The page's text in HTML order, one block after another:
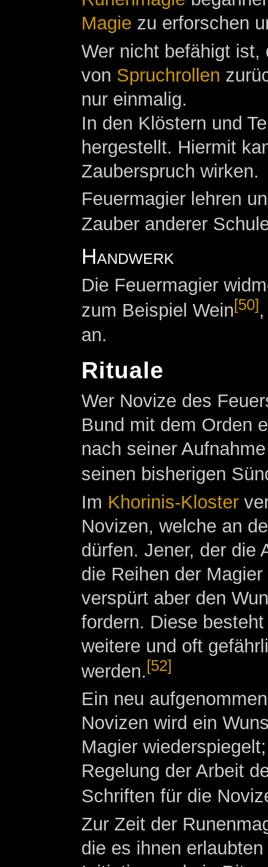
Magie zu erforschen
Wer nicht befähigt
von Spruchrollen
nur einmalig.
In den Klöstern und
hergestellt. Hiermit
Zauberspruch wirken.
Feuermagier lehren
Zauber anderer
Handwerk
Die Feuermagier
zum Beispiel Wein[50]
an.
Rituale
Wer Novize des
Bund mit dem Orden
nach seiner
seinen bisherigen
Im Khorinis-Kloster
Novizen, welche an
dürfen. Jener, der die
die Reihen der
verspürt aber den
fordern. Diese
weitere und oft
werden.[52]
Ein neu
Novizen wird ein
Magier
Regelung der Arbeit
Schriften für die
Zur Zeit der
die es ihnen